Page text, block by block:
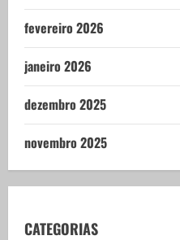
fevereiro 2026
janeiro 2026
dezembro 2025
novembro 2025
CATEGORIAS